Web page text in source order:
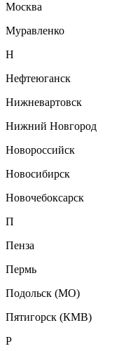
Москва
Муравленко
Н
Нефтеюганск
Нижневартовск
Нижний Новгород
Новороссийск
Новосибирск
Новочебоксарск
П
Пенза
Пермь
Подольск (МО)
Пятигорск (КМВ)
Р